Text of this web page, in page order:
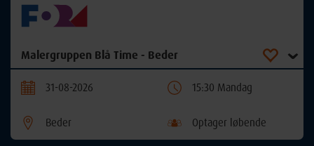
Malergruppen Blå Time - Beder
31-08-2026 15:30 Mandag
Beder Optager løbende